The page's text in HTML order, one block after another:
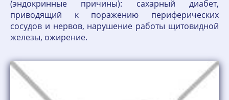
(эндокринные причины): сахарный диабет,
приводящий к поражению периферических
сосудов и нервов, нарушение работы щитовидной
железы, ожирение.